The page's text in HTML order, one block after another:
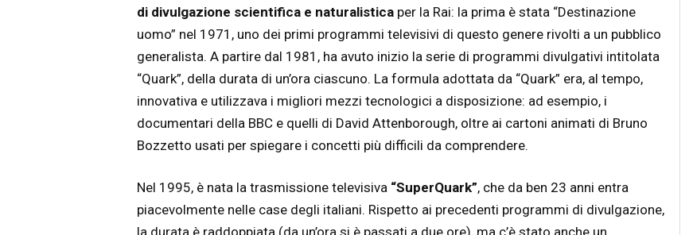
di divulgazione scientifica e naturalisticaper la Rai: la prima è stata “Destinazione
uomo” nel 1971, uno dei primi programmi televisivi di questo genere rivolti a un pubblico
generalista. A partire dal 1981, ha avuto inizio la serie di programmi divulgativi intitolata
“Quark”, della durata di un’ora ciascuno. La formula adottata da “Quark” era, al tempo,
innovativa e utilizzava i migliori mezzi tecnologici a disposizione: ad esempio, i
documentari della BBC e quelli di David Attenborough, oltre ai cartoni animati di Bruno
Bozzetto usati per spiegare i concetti più difficili da comprendere.
Nel 1995, è nata la trasmissione televisiva “SuperQuark”, che da ben 23 anni entra
piacevolmente nelle case degli italiani. Rispetto ai precedenti programmi di divulgazione,